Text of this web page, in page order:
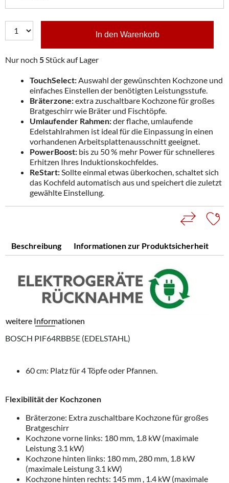
In den Warenkorb
Nur noch 5 Stück auf Lager
TouchSelect: Auswahl der gewünschten Kochzone und
einfaches Einstellen der benötigten Leistungsstufe.
Bräterzone:extra zuschaltbare Kochzone für großes
Bratgeschirr wie Bräter und Fischtöpfe.
Umlaufender Rahmen:der flache, umlaufende
Edelstahlrahmen ist ideal für die Einpassung in einen
vorhandenen Arbeitsplattenausschnitt geeignet.
PowerBoost: bis zu 50 % mehr Power für schnelleres
Erhitzen Ihres Induktionskochfeldes.
ReStart: Sollte einmal etwas überkochen, schaltet sich
das Kochfeld automatisch aus und speichert die zuletzt
gewählte Einstellung.
Beschreibung Informationen zur Produktsicherheit
weitere Informationen
BOSCH PIF64RBB5E (EDELSTAHL)
60 cm: Platz für 4 Töpfe oder Pfannen.
Flexibilität der Kochzonen
Bräterzone: Extra zuschaltbare Kochzone für großes
Bratgeschirr
Kochzone vorne links: 180 mm, 1.8 kW (maximale
Leistung 3.1 kW)
Kochzone hinten links: 180 mm, 280 mm, 1.8 kW
(maximale Leistung 3.1 kW)
Kochzone hinten rechts: 145 mm , 1.4 kW (maximale